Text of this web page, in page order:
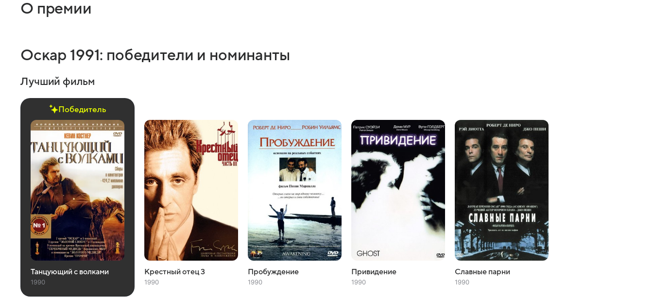
О премии
Оскар 1991: победители и номинанты
Лучший фильм
Победитель
Танцующий с волками
1990
Крестный отец 3
1990
Пробуждение
1990
Привидение
1990
Славные парни
1990